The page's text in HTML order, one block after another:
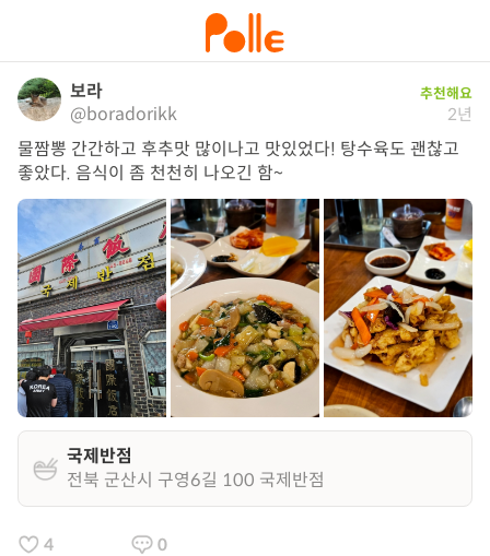
보라
@boradorikk
추천해요
2년
물짬뽕 간간하고 후추맛 많이나고 맛있었다! 탕수육도 괜찮고
좋았다. 음식이 좀 천천히 나오긴 함~
국제반점
전북 군산시 구영6길 100 국제반점
4 0